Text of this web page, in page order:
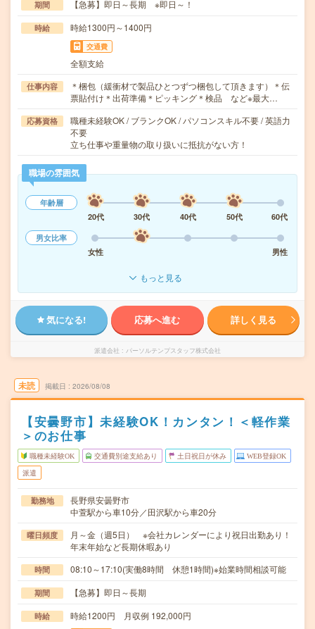
期間 【急募】即日～長期 ※即日～！
時給 時給1300円～1400円
交通費
全額支給
仕事内容
＊梱包（緩衝材で製品ひとつずつ梱包して頂きます）＊伝
票貼付け＊出荷準備＊ピッキング＊検品 など※最大…
応募資格
職種未経験OK / ブランクOK / パソコンスキル不要 / 英語力
不要
立ち仕事や重量物の取り扱いに抵抗がない方！
職場の雰囲気
年齢層
20代
30代 40代 50代
60代
男女比率
女性
男性
もっと見る
気になる! 応募へ進む 詳しく見る
派遣会社 パーソルテンプスタッフ株式会社
未読 掲載日 2026/08/08
【安曇野市】未経験OK！カンタン！＜軽作業
＞のお仕事
職種未経験OK 交通費別途支給あり 土日祝日が休み WEB登録OK
派遣
勤務地
長野県安曇野市
中萱駅から車10分／田沢駅から車20分
曜日頻度
月～金（週5日） ※会社カレンダーにより祝日出勤あり！
年末年始など長期休暇あり
時間 08:10～17:10(実働8時間 休憩1時間)※始業時間相談可能
期間 【急募】即日～長期
時給 時給1200円 月収例 192,000円